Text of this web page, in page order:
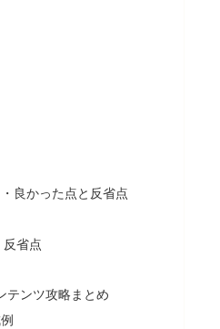
良かった点と反省点
反省点
テンツ攻略まとめ